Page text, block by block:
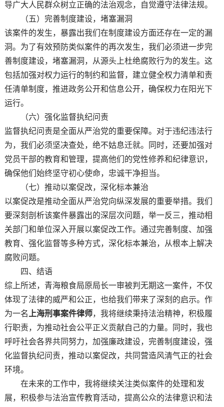
导广大人民群众树立正确的法治观念，自觉遵守法律法规。
（五）完善制度建设，堵塞漏洞
该案件的发生，暴露出我们在制度建设方面还存在一定的漏
洞。为了有效预防类似案件的再次发生，我们必须进一步完
善制度建设，堵塞漏洞，从源头上杜绝腐败行为的发生。这
包括加强对权力运行的制约和监督，建立健全权力清单和责
任清单制度，推进政务公开和信息公开，确保权力在阳光下
运行。
（六）强化监督执纪问责
监督执纪问责是全面从严治党的重要保障。对于违纪违法行
为，我们必须坚决查处，绝不姑息迁就。同时，还要加强对
党员干部的教育和管理，提高他们的党性修养和纪律意识，
确保他们始终坚守初心使命，忠诚干净担当。
（七）推动以案促改，深化标本兼治
以案促改是推动全面从严治党向纵深发展的重要举措。我们
要深刻剖析该案件暴露出的深层次问题，举一反三，推动相
关部门和单位深入开展以案促改工作。通过完善制度、加强
教育、强化监督等多种方式，深化标本兼治，从根本上解决
腐败问题。
四、结语
综上所述，青海粮食局原局长一审被判无期这一案件，不仅
体现了法律的威严和公正，也给我们带来了深刻的启示。作
为一名 上海刑事案件律师，我将继续秉持法治精神，积极履
行职责，为推动社会公平正义贡献自己的力量。同时，我也
呼吁社会各界共同努力，加强廉政建设，完善制度建设，强
化监督执纪问责，推动以案促改，共同营造风清气正的社会
环境。
在未来的工作中，我将继续关注类似案件的处理和发
展，积极参与法治宣传教育活动，提高公众的法律意识和法